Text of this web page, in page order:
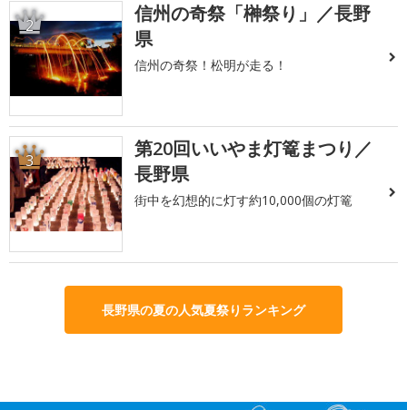
2
信州の奇祭「榊祭り」／長野
県
信州の奇祭！松明が走る！
3
第20回いいやま灯篭まつり／
長野県
街中を幻想的に灯す約10,000個の灯篭
長野県の夏の人気夏祭りランキング